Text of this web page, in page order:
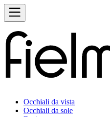
Occhiali da vista
Occhiali da sole